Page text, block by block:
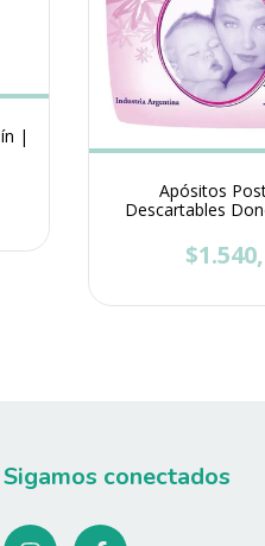
|
Apósitos
Descartables
Sigamos conectados